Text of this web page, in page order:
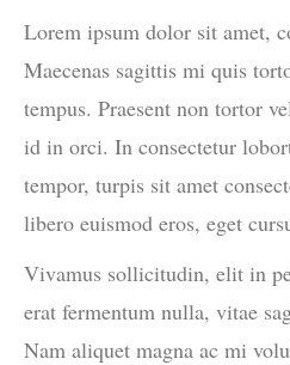
Lorem ipsum dolor sit amet,
Maecenas sagittis mi quis
tempus. Praesent non tortor
id in orci. In consectetur
tempor, turpis sit amet
libero euismod eros, eget
Vivamus sollicitudin, elit in
erat fermentum nulla, vitae
Nam aliquet magna ac mi